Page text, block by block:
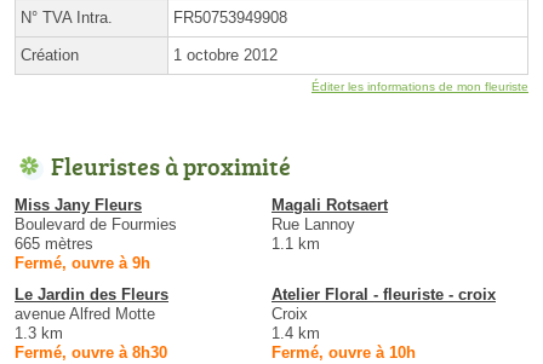
N° TVA Intra. FR50753949908
Création 1 octobre 2012
Éditer les informations de mon fleuriste
Fleuristes à proximité
Miss Jany Fleurs
Boulevard de Fourmies
665 mètres
Fermé, ouvre à 9h
Magali Rotsaert
Rue Lannoy
1.1 km
Le Jardin des Fleurs
avenue Alfred Motte
1.3 km
Fermé, ouvre à 8h30
Atelier Floral - fleuriste - croix
Croix
1.4 km
Fermé, ouvre à 10h